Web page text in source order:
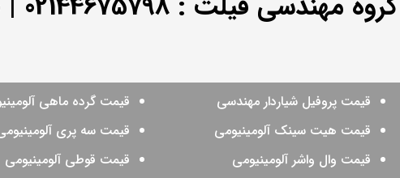
قیمت پروفیل شیاردار مهندسی
قیمت هیت سینک آلومینیومی
قیمت وال واشر آلومینیومی
قیمت گرده ماهی
قیمت سه پری
قیمت قوطی آلومینیومی